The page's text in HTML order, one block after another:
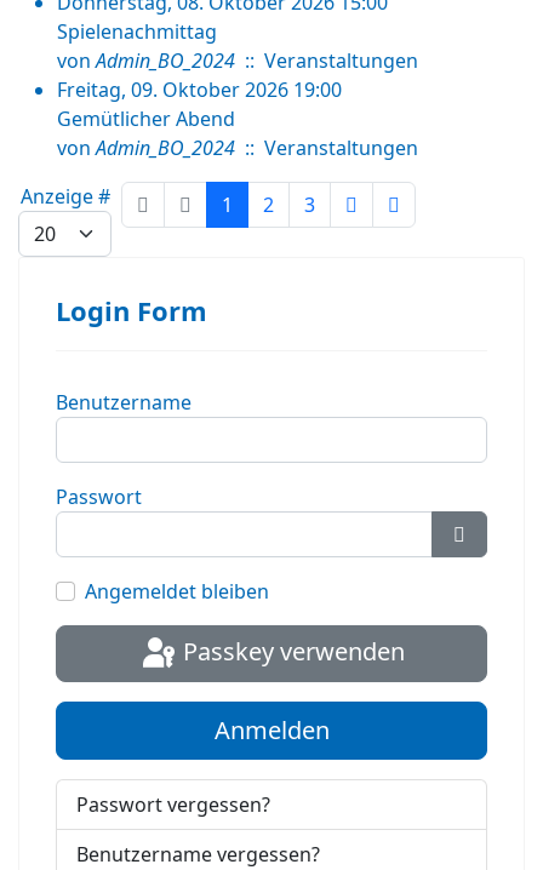
Spielenachmittag
von Admin_BO_2024 :: Veranstaltungen
Freitag, 09. Oktober 2026 19:00
Gemütlicher Abend
von Admin_BO_2024 :: Veranstaltungen
Limite der Paginierungsliste
Anzeige # 1 2 3
Login Form
Benutzername
Passwort
Angemeldet bleiben
Passkey verwenden
Anmelden
Passwort vergessen?
Benutzername vergessen?